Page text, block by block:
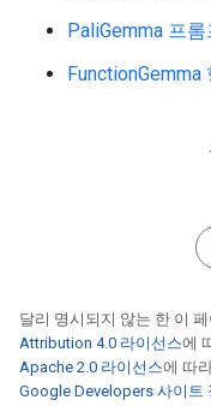
PaliGemma 프
달리 명시되지 않는 한 이
Attribution 4.0 라이선스에
Apache 2.0 라이선스에 따
Google Developers 사이트